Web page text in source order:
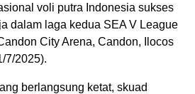
voli putra Indonesia sukses
dalam laga kedua SEA V League
City Arena, Candon, Ilocos
7/2025).
berlangsung ketat, skuad